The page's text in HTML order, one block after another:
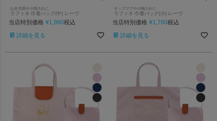
お弁当袋や小物入れに
ラフィネ 巾着バッグ(中) レーヴ
当店特別価格 ¥1,980税込
詳細を見る
キッズマグや小物入れに
ラフィネ 巾着バッグ(小) レーヴ
当店特別価格 ¥1,780税込
詳細を見る